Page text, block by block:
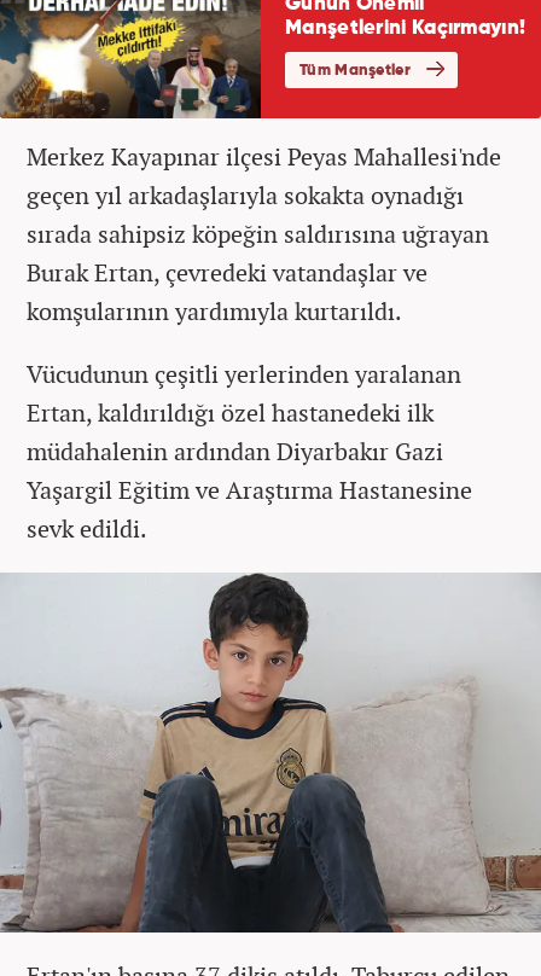
Merkez Kayapınar ilçesi Peyas Mahallesi'nde
geçen yıl arkadaşlarıyla sokakta oynadığı
sırada sahipsiz köpeğin saldırısına uğrayan
Burak Ertan, çevredeki vatandaşlar ve
komşularının yardımıyla kurtarıldı.
Vücudunun çeşitli yerlerinden yaralanan
Ertan, kaldırıldığı özel hastanedeki ilk
müdahalenin ardından Diyarbakır Gazi
Yaşargil Eğitim ve Araştırma Hastanesine
sevk edildi.